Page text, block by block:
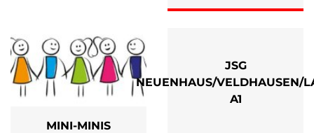
MINI-MINIS
JSG
NEUENHAUS/VELDHAUSEN/
A1